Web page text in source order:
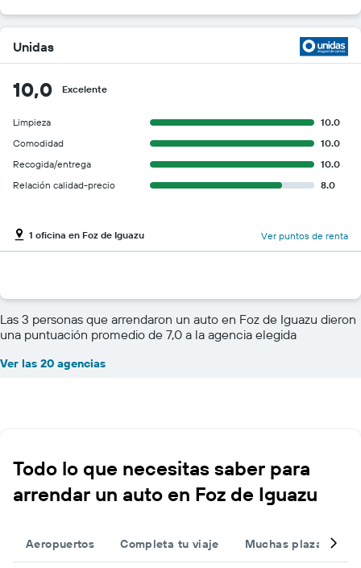
Unidas
10,0 Excelente
Limpieza
10.0
Comodidad
10.0
Recogida/entrega
10.0
Relación calidad-precio
8.0
1 oficina en Foz de Iguazu Ver puntos de renta
Las 3 personas que arrendaron un auto en Foz de Iguazu dieron
una puntuación promedio de 7,0 a la agencia elegida
Ver las 20 agencias
Todo lo que necesitas saber para
arrendar un auto en Foz de Iguazu
Aeropuertos Completa tu viaje Muchas plazas